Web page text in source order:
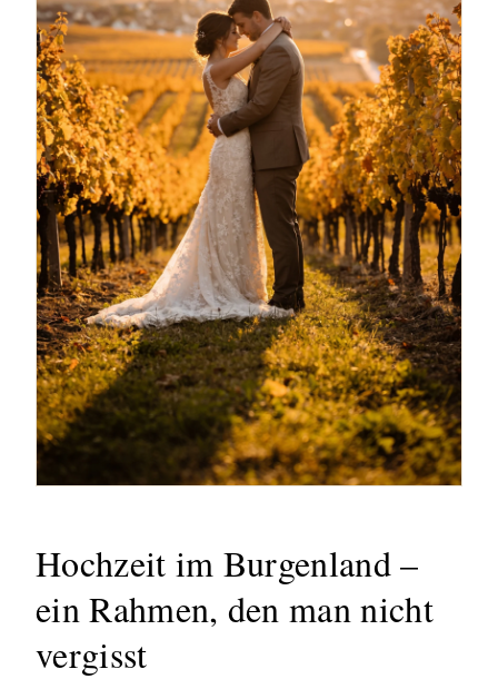
Hochzeit im Burgenland –
ein Rahmen, den man nicht
vergisst